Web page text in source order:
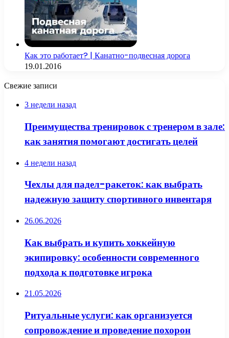
Как это работает? | Канатно-подвесная дорога
19.01.2016
Свежие записи
3 недели назад
Преимущества тренировок с тренером в зале:
как занятия помогают достигать целей
4 недели назад
Чехлы для падел-ракеток: как выбрать
надежную защиту спортивного инвентаря
26.06.2026
Как выбрать и купить хоккейную
экипировку: особенности современного
подхода к подготовке игрока
21.05.2026
Ритуальные услуги: как организуется
сопровождение и проведение похорон